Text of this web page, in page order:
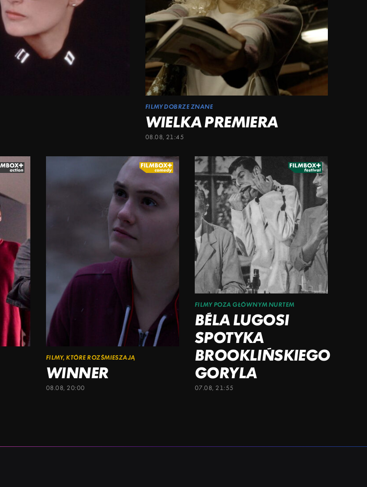
FILMY DOBRZE ZNANE
WIELKA PREMIERA
08.08, 21:45
FILMY, KTÓRE ROZŚMIESZAJĄ
WINNER
08.08, 20:00
FILMY POZA GŁÓWNYM NURTEM
BÉLA LUGOSI
SPOTYKA
BROOKLIŃSKIEGO
GORYLA
07.08, 21:55